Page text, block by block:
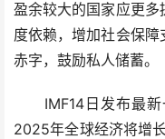
盈余较大的国家应更
度依赖，增加社会保
赤字，鼓励私人储蓄。
IMF14日发布最新
2025年全球经济将增